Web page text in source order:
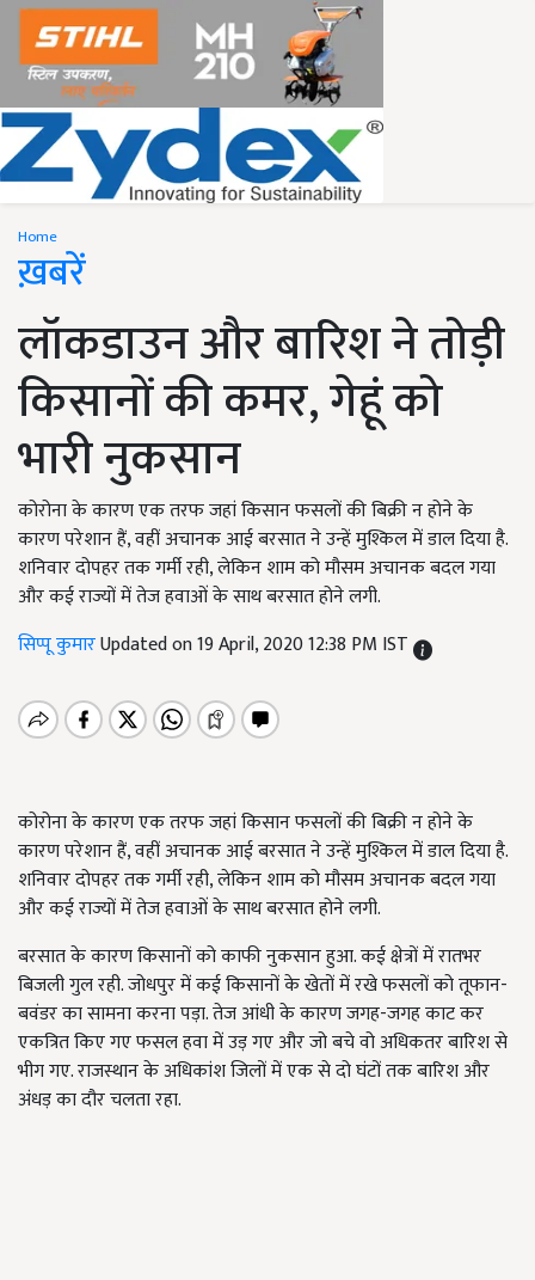
Home
ख़बरें
लॉकडाउन और बारिश ने तोड़ी
किसानों की कमर, गेहूं को
भारी नुकसान
कोरोना के कारण एक तरफ जहां किसान फसलों की बिक्री न होने के
कारण परेशान हैं, वहीं अचानक आई बरसात ने उन्हें मुश्किल में डाल दिया है.
शनिवार दोपहर तक गर्मी रही, लेकिन शाम को मौसम अचानक बदल गया
और कई राज्यों में तेज हवाओं के साथ बरसात होने लगी.
सिप्पू कुमारUpdated on 19 April, 2020 12:38 PM IST
कोरोना के कारण एक तरफ जहां किसान फसलों की बिक्री न होने के
कारण परेशान हैं, वहीं अचानक आई बरसात ने उन्हें मुश्किल में डाल दिया है.
शनिवार दोपहर तक गर्मी रही, लेकिन शाम को मौसम अचानक बदल गया
और कई राज्यों में तेज हवाओं के साथ बरसात होने लगी.
बरसात के कारण किसानों को काफी नुकसान हुआ. कई क्षेत्रों में रातभर
बिजली गुल रही. जोधपुर में कई किसानों के खेतों में रखे फसलों को तूफान-
बवंडर का सामना करना पड़ा. तेज आंधी के कारण जगह-जगह काट कर
एकत्रित किए गए फसल हवा में उड़ गए और जो बचे वो अधिकतर बारिश से
भीग गए. राजस्थान के अधिकांश जिलों में एक से दो घंटों तक बारिश और
अंधड़ का दौर चलता रहा.